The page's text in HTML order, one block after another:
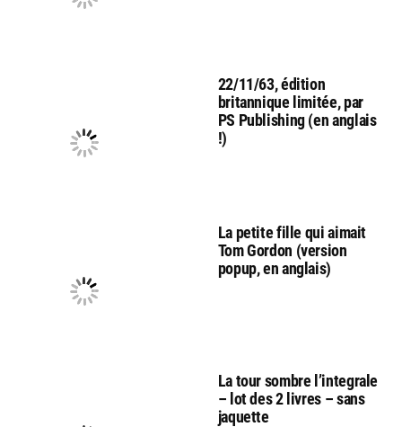
22/11/63, édition
britannique limitée, par
PS Publishing (en anglais
!)
La petite fille qui aimait
Tom Gordon (version
popup, en anglais)
La tour sombre l’integrale
– lot des 2 livres – sans
jaquette